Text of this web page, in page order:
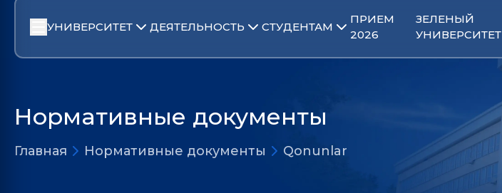
УНИВЕРСИТЕТ ДЕЯТЕЛЬНОСТЬ СТУДЕНТАМ
ПРИЕМ
2026
ЗЕЛЕНЫЙ
УНИВЕРСИТЕТ
Нормативные документы
Главная Нормативные документы Qonunlar